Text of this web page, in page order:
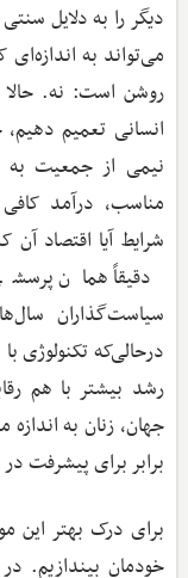
دیگر را به دلایل
می‌تواند به
روشن است: نه. حالا
انسانی تعمیم
نیمی از جمعیت به
مناسب، درآمد
شرایط آیا اقتصاد
دقیقاً همان
سیاست‌گذاران
درحالی‌که تکنولوژی
رشد بیشتر با هم
جهان، زنان به
برابر برای پیشرفت
برای درک بهتر این
خودمان بیندازیم.